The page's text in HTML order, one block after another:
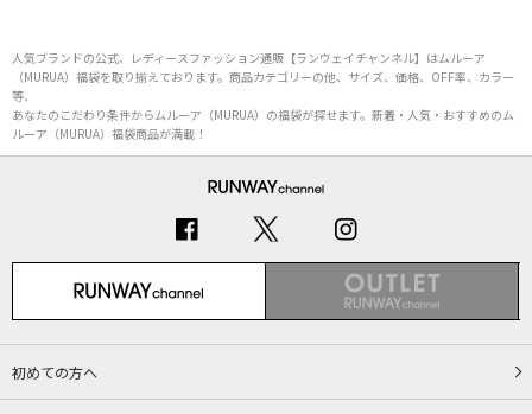
人気ブランドの公式、レディースファッション通販【ランウェイチャンネル】はムルーア
（MURUA）福袋を取り揃えております。商品カテゴリーの他、サイズ、価格、OFF率、カラー
等、
あなたのこだわり条件からムルーア（MURUA）の福袋が探せます。新着・人気・おすすめのム
ルーア（MURUA）福袋商品が満載！
初めての方へ